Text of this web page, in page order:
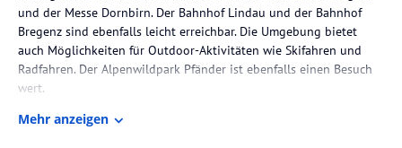
und der Messe Dornbirn. Der Bahnhof Lindau und der Bahnhof
Bregenz sind ebenfalls leicht erreichbar. Die Umgebung bietet
auch Möglichkeiten für Outdoor-Aktivitäten wie Skifahren und
Radfahren. Der Alpenwildpark Pfänder ist ebenfalls einen Besuch
wert.
Zimmer / Unterbringung im Hotel
Mehr anzeigen